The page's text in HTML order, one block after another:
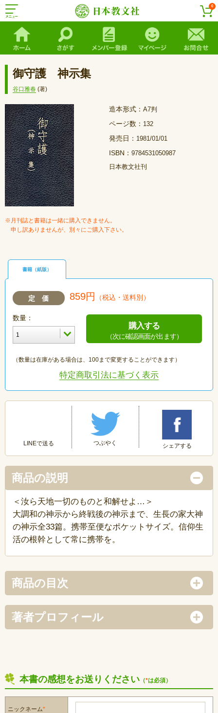
0
御守護 神示集
谷口雅春 (著)
造本形式： A7判
ページ数： 132
発売日： 1981/01/01
ISBN： 9784531050987
日本教文社刊
※月刊誌と書籍は一緒に購入できません。
申し訳ありませんが、別々にご購入下さい。
書籍（紙版）
定 価 859円 （税込・送料別）
数量：
購入する
（次に確認画面が出ます）
（数量は在庫がある場合は、100まで変更することができます）
特定商取引法に基づく表示
LINEで送る つぶやく シェアする
商品の説明
＜汝ら天地一切のものと和解せよ…＞
大調和の神示から終戦後の神示まで、生長の家大神
の神示全33篇。携帯至便なポケットサイズ。信仰生
活の根幹として常に携帯を。
商品の目次
著者プロフィール
本書の感想をお送りください （*は必須）
ニックネーム*